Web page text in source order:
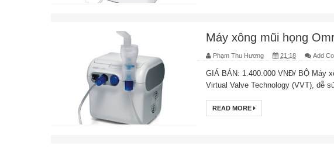
Máy xông mũi họng
Phạm Thu Hương 21:18 Add
GIÁ BÁN: 1.400.000 VNĐ/ BỘ Máy
Virtual Valve Technology (VVT), dễ
READ MORE